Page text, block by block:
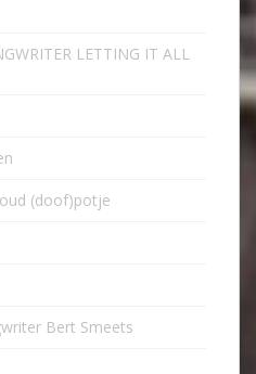
LETTING IT ALL
(doof)potje
Bert Smeets